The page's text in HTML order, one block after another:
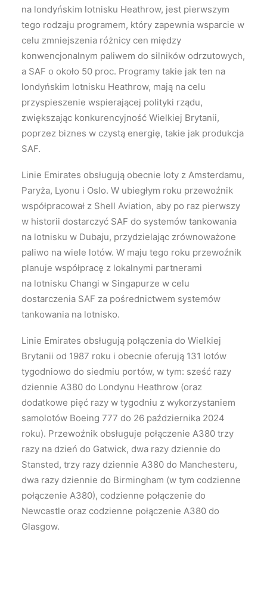
na londyńskim lotnisku Heathrow, jest pierwszym
tego rodzaju programem, który zapewnia wsparcie w
celu zmniejszenia różnicy cen między
konwencjonalnym paliwem do silników odrzutowych,
a SAF o około 50 proc. Programy takie jak ten na
londyńskim lotnisku Heathrow, mają na celu
przyspieszenie wspierającej polityki rządu,
zwiększając konkurencyjność Wielkiej Brytanii,
poprzez biznes w czystą energię, takie jak produkcja
SAF.
Linie Emirates obsługują obecnie loty z Amsterdamu,
Paryża, Lyonu i Oslo. W ubiegłym roku przewoźnik
współpracował z Shell Aviation, aby po raz pierwszy
w historii dostarczyć SAF do systemów tankowania
na lotnisku w Dubaju, przydzielając zrównoważone
paliwo na wiele lotów. W maju tego roku przewoźnik
planuje współpracę z lokalnymi partnerami
na lotnisku Changi w Singapurze w celu
dostarczenia SAF za pośrednictwem systemów
tankowania na lotnisko.
Linie Emirates obsługują połączenia do Wielkiej
Brytanii od 1987 roku i obecnie oferują 131 lotów
tygodniowo do siedmiu portów, w tym: sześć razy
dziennie A380 do Londynu Heathrow (oraz
dodatkowe pięć razy w tygodniu z wykorzystaniem
samolotów Boeing 777 do 26 października 2024
roku). Przewoźnik obsługuje połączenie A380 trzy
razy na dzień do Gatwick, dwa razy dziennie do
Stansted, trzy razy dziennie A380 do Manchesteru,
dwa razy dziennie do Birmingham (w tym codzienne
połączenie A380), codzienne połączenie do
Newcastle oraz codzienne połączenie A380 do
Glasgow.